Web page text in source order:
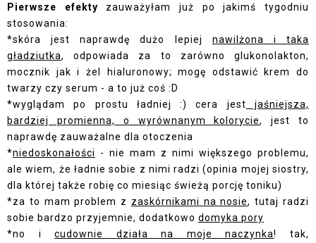
Pierwsze efekty zauważyłam już po jakimś tygodniu
stosowania:
*skóra jest naprawdę dużo lepiej nawilżona i taka
gładziutka, odpowiada za to zarówno glukonolakton,
mocznik jak i żel hialuronowy; mogę odstawić krem do
twarzy czy serum - a to już coś :D
*wyglądam po prostu ładniej :) cera jest jaśniejsza,
bardziej promienna, o wyrównanym kolorycie, jest to
naprawdę zauważalne dla otoczenia
*niedoskonałości
- nie mam z nimi większego problemu,
ale wiem, że ładnie sobie z nimi radzi (opinia mojej siostry,
dla której także robię co miesiąc świeżą porcję toniku)
*za to mam problem z zaskórnikami na nosie, tutaj radzi
sobie bardzo przyjemnie, dodatkowo domyka pory
*no icudownie działa na moje naczynka! tak,